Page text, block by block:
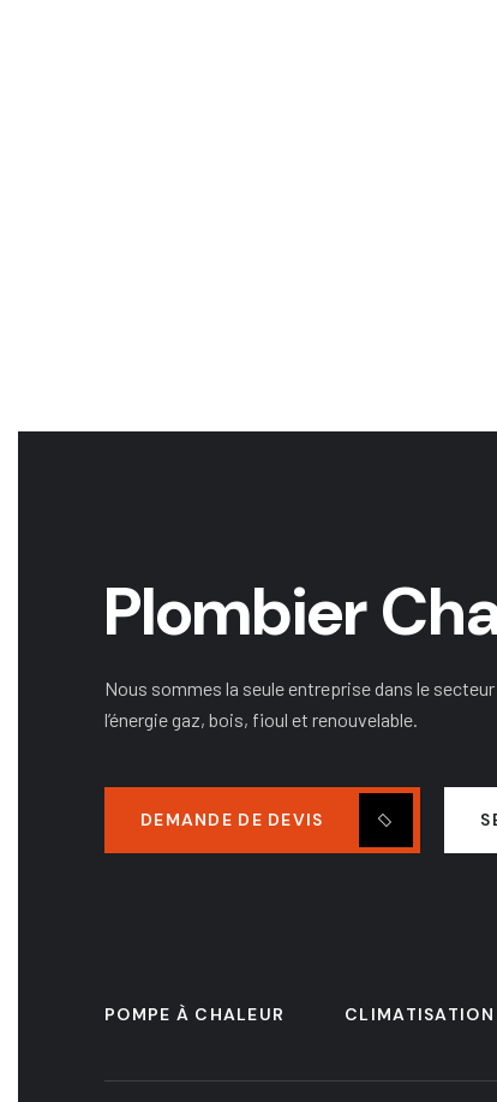
Plombier
Nous sommes la seule entreprise dans le
l’énergie gaz, bois, fioul et renouvelable.
DEMANDE DE DEVIS
POMPE À CHALEUR CLIMATISATION